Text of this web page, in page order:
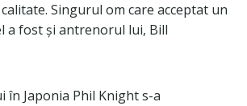
Singurul om care acceptat un
a fost și antrenorul lui, Bill
în Japonia Phil Knight s-a